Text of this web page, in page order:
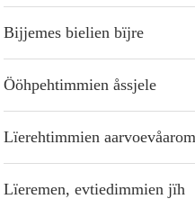
Bijjemes bielien bïjre
Ööhpehtimmien åssjele
Lïerehtimmien
Lïeremen, evtiedimmien jïh